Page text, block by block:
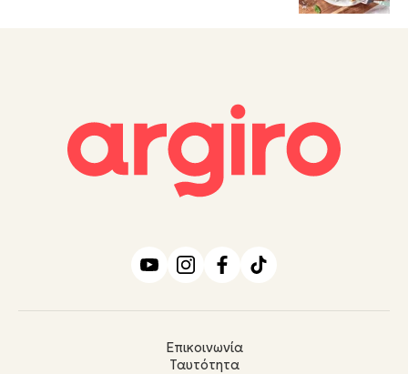
Επικοινωνία
Ταυτότητα